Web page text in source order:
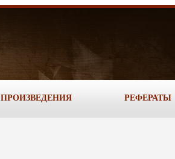
ПРОИЗВЕДЕНИЯ РЕФЕРАТЫ